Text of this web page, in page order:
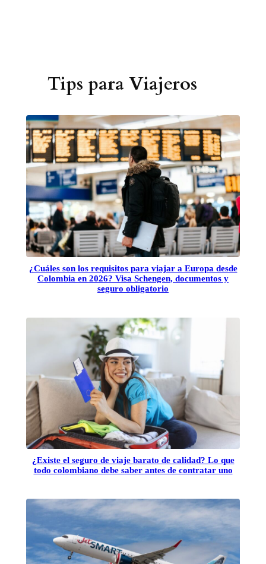
Tips para Viajeros
¿Cuáles son los requisitos para viajar a Europa desde
Colombia en 2026? Visa Schengen, documentos y
seguro obligatorio
¿Existe el seguro de viaje barato de calidad? Lo que
todo colombiano debe saber antes de contratar uno